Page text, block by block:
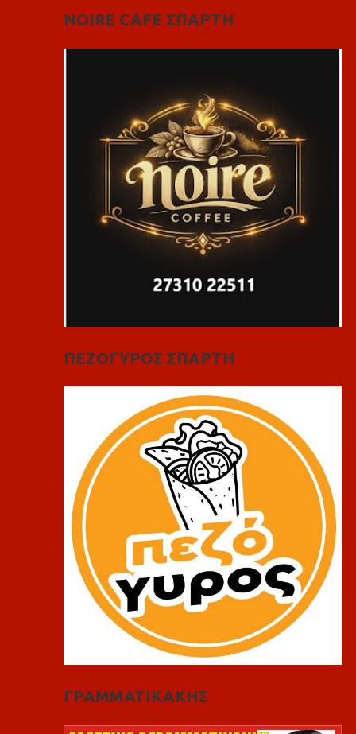
NOIRE CAFE ΣΠΑΡΤΗ
ΠΕΖΟΓΥΡΟΣ ΣΠΑΡΤΗ
ΓΡΑΜΜΑΤΙΚΑΚΗΣ